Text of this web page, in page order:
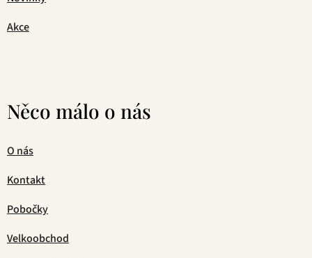
Akce
Něco málo o nás
O nás
Kontakt
Pobočky
Velkoobchod